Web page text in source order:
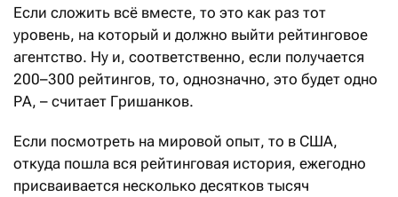
Если сложить всё вместе, то это как раз тот
уровень, на который и должно выйти рейтинговое
агентство. Ну и, соответственно, если получается
200–300 рейтингов, то, однозначно, это будет одно
РА, – считает Гришанков.
Если посмотреть на мировой опыт, то в США,
откуда пошла вся рейтинговая история, ежегодно
присваивается несколько десятков тысяч